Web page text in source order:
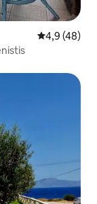
Gemiddelde
4,9 (48)